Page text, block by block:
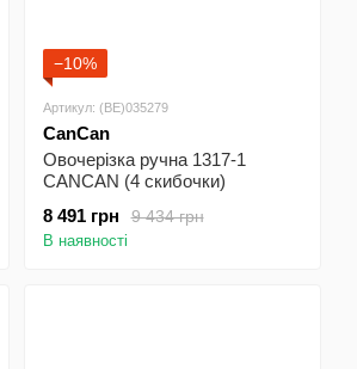
−10%
Артикул: (BE)035279
CanCan
Овочерізка ручна 1317-1
CANCAN (4 скибочки)
9 434 грн
8 491 грн
В наявності